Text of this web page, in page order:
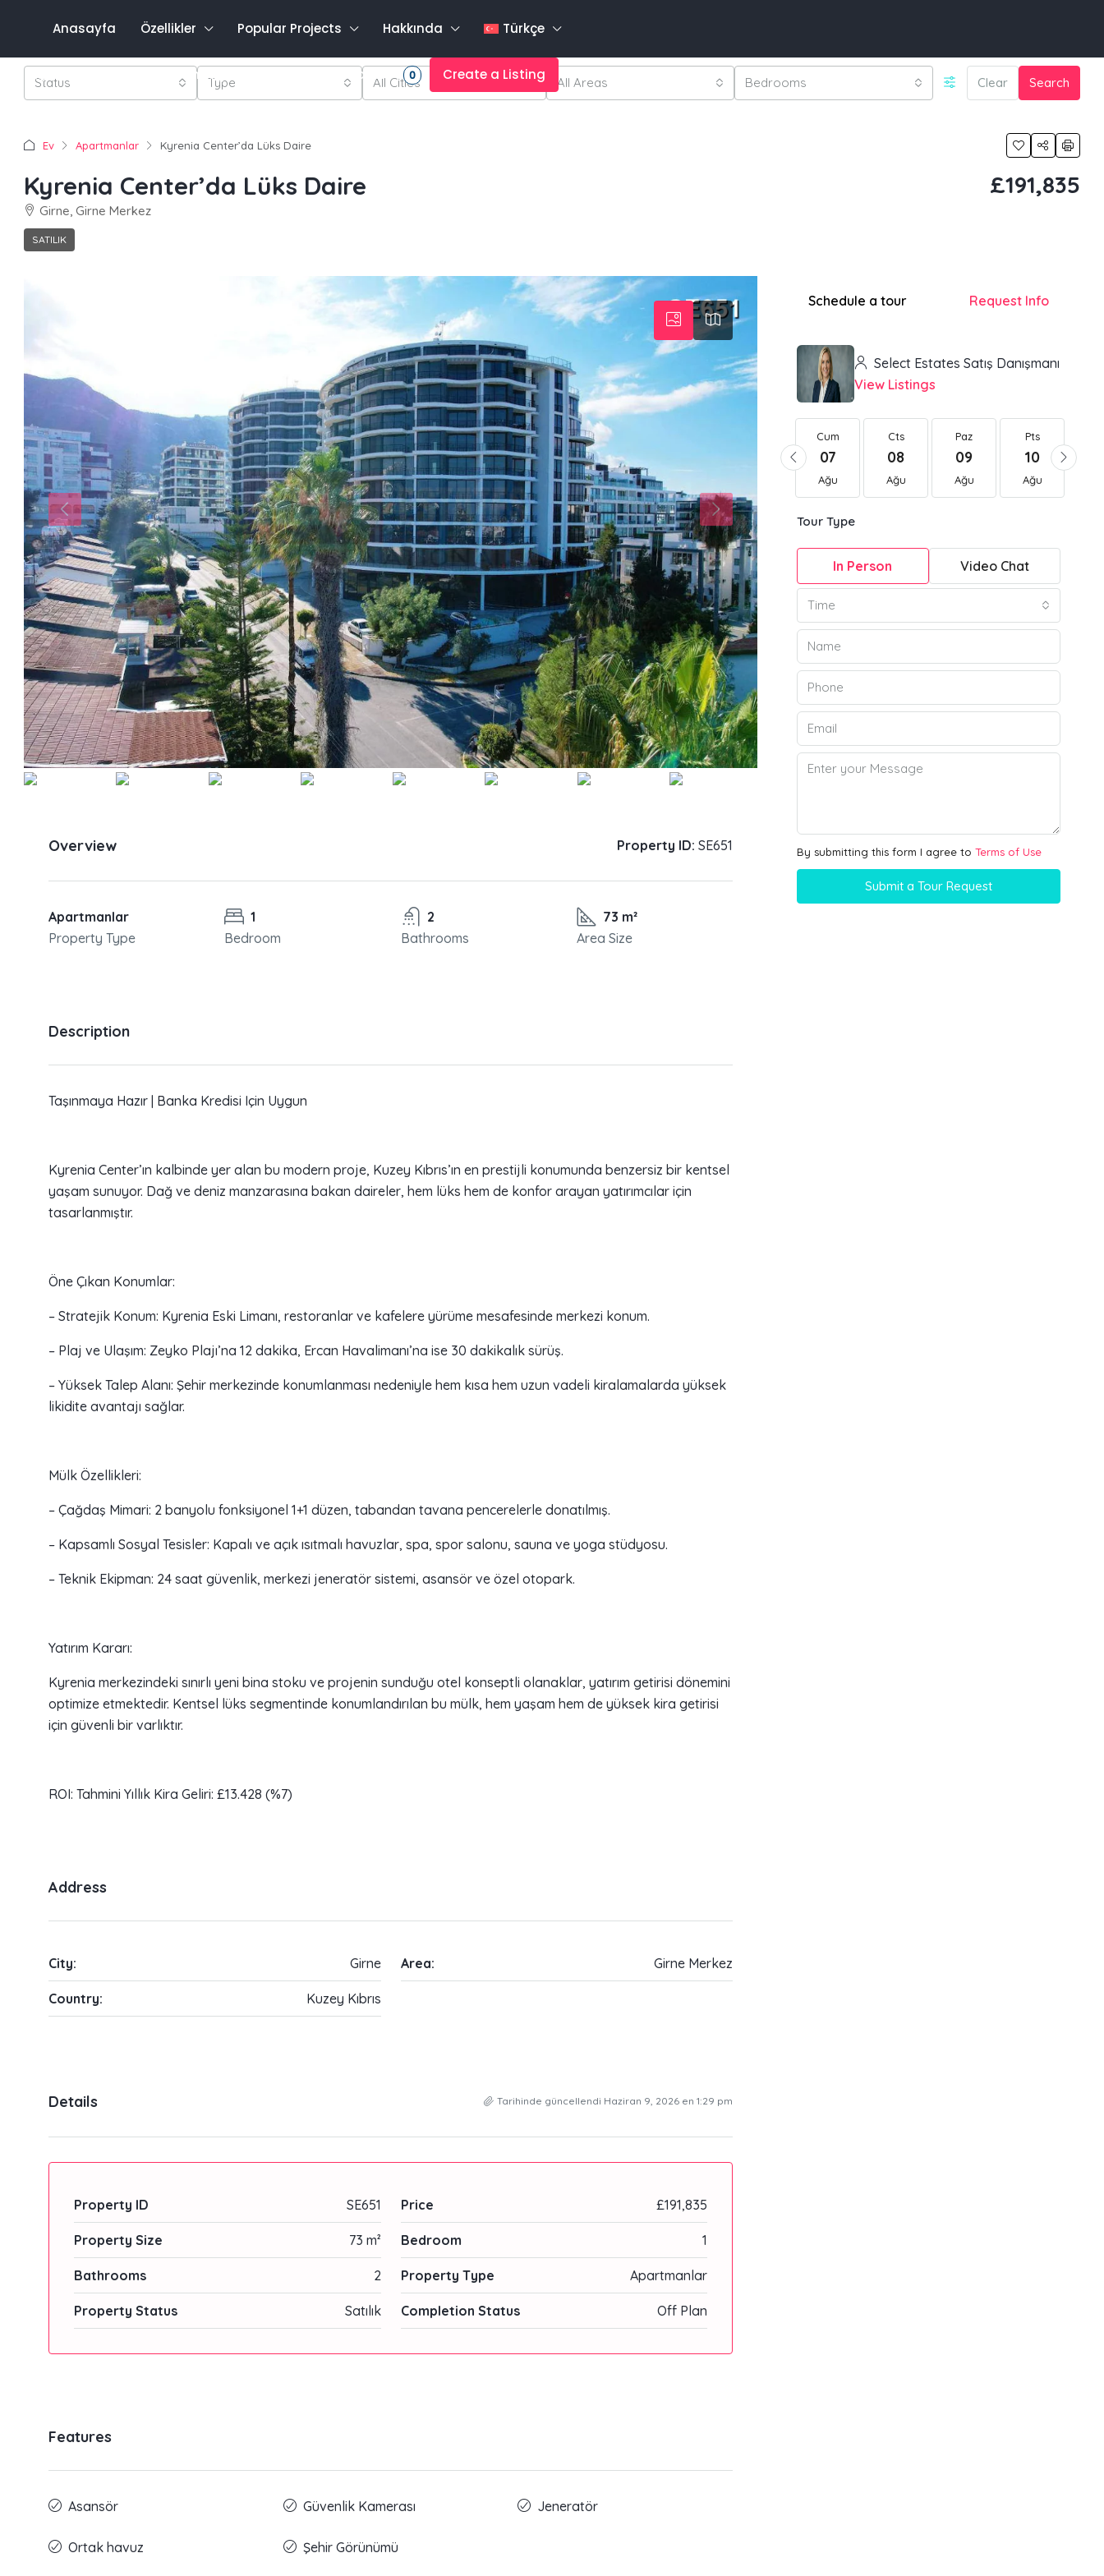
Anasayfa Özellikler Popular Projects Hakkında Türkçe
Oturum aç Favorites 0 Create a Listing
Status Type All Cities All Areas Bedrooms Clear Search
Ev Apartmanlar Kyrenia Center’da Lüks Daire
Kyrenia Center’da Lüks Daire
Girne, Girne Merkez
SATILIK
£191,835
Overview Property ID: SE651
Apartmanlar
Property Type
1
Bedroom
2
Bathrooms
73 m²
Area Size
Description
Taşınmaya Hazır | Banka Kredisi Için Uygun
Kyrenia Center’ın kalbinde yer alan bu modern proje, Kuzey Kıbrıs’ın en prestijli konumunda benzersiz bir kentsel
yaşam sunuyor. Dağ ve deniz manzarasına bakan daireler, hem lüks hem de konfor arayan yatırımcılar için
tasarlanmıştır.
Öne Çıkan Konumlar:
– Stratejik Konum: Kyrenia Eski Limanı, restoranlar ve kafelere yürüme mesafesinde merkezi konum.
– Plaj ve Ulaşım: Zeyko Plajı’na 12 dakika, Ercan Havalimanı’na ise 30 dakikalık sürüş.
– Yüksek Talep Alanı: Şehir merkezinde konumlanması nedeniyle hem kısa hem uzun vadeli kiralamalarda yüksek
likidite avantajı sağlar.
Mülk Özellikleri:
– Çağdaş Mimari: 2 banyolu fonksiyonel 1+1 düzen, tabandan tavana pencerelerle donatılmış.
– Kapsamlı Sosyal Tesisler: Kapalı ve açık ısıtmalı havuzlar, spa, spor salonu, sauna ve yoga stüdyosu.
– Teknik Ekipman: 24 saat güvenlik, merkezi jeneratör sistemi, asansör ve özel otopark.
Yatırım Kararı:
Kyrenia merkezindeki sınırlı yeni bina stoku ve projenin sunduğu otel konseptli olanaklar, yatırım getirisi dönemini
optimize etmektedir. Kentsel lüks segmentinde konumlandırılan bu mülk, hem yaşam hem de yüksek kira getirisi
için güvenli bir varlıktır.
ROI: Tahmini Yıllık Kira Geliri: £13.428 (%7)
Address
City: Girne Area: Girne Merkez
Country: Kuzey Kıbrıs
Details Tarihinde güncellendi Haziran 9, 2026 en 1:29 pm
Property ID SE651 Price £191,835
Property Size 73 m² Bedroom 1
Bathrooms 2 Property Type Apartmanlar
Property Status Satılık Completion Status Off Plan
Features
Asansör Güvenlik Kamerası Jeneratör
Ortak havuz Şehir Görünümü
Schedule a tour Request Info
Select Estates Satış Danışmanı
View Listings
Sal
18
Ağu
19
Ağu
Cum
07
Ağu
Cts
08
Ağu
Paz
09
Ağu
Pts
10
Ağu
Tour Type
In Person Video Chat
Time
By submitting this form I agree to Terms of Use
Submit a Tour Request